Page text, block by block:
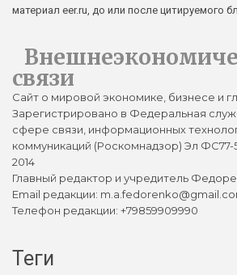
материал eer.ru, до или после цитируемого
связи
Сайт о мировой экономике, бизнесе и
Зарегистрировано в Федеральная
сфере связи, информационных
коммуникаций (Роскомнадзор) Эл ФС77-
2014
Главный редактор и учредитель
Email редакции:
Телефон редакции: +79859909990
Теги